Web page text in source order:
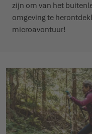
zijn om van het
omgeving te
microavontuur!